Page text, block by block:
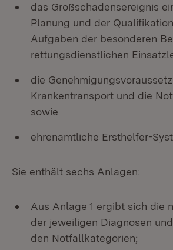
das Großschadensereignis
Planung und der
Aufgaben der besonderen
rettungsdienstlichen
die
Krankentransport und die
sowie
ehrenamtliche Ersthelfer-
Sie enthält sechs Anlagen:
Aus Anlage 1 ergibt sich die
der jeweiligen Diagnosen
den Notfallkategorien;